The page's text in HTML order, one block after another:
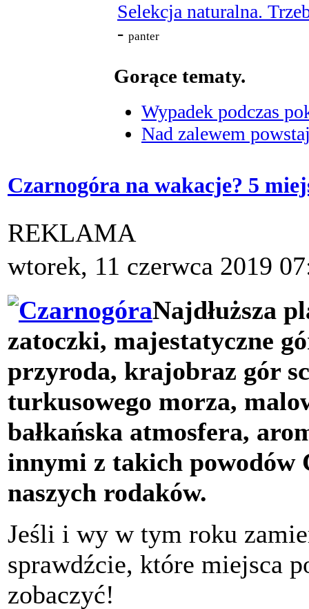
Selekcja naturalna.
- panter
Gorące tematy.
Wypadek podczas
Nad zalewem
Czarnogóra na wakacje? 5
REKLAMA
wtorek, 11 czerwca 2019
Najdłuższa
zatoczki, majestatyczne
przyroda, krajobraz gór
turkusowego morza,
bałkańska atmosfera,
innymi z takich powodów
naszych rodaków.
Jeśli i wy w tym roku
sprawdźcie, które miejsca
zobaczyć!